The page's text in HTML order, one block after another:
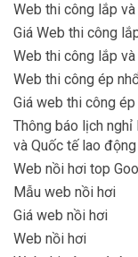
Web thi công lắp
Giá Web thi công
Web thi công lắp
Web thi công ép
Giá web thi công
Thông báo lịch
và Quốc tế lao
Web nồi hơi top
Mẫu web nồi hơi
Giá web nồi hơi
Web nồi hơi